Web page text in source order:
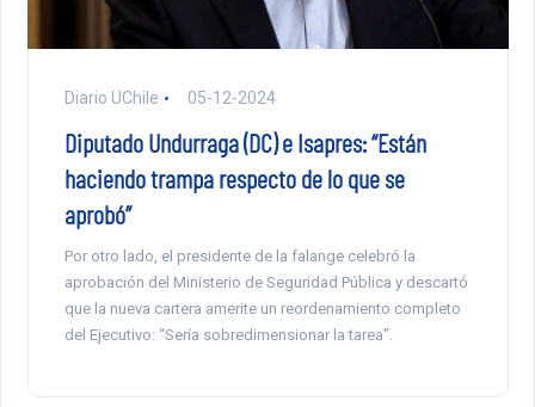
Diario UChile 05-12-2024
Diputado Undurraga (DC) e Isapres: “Están
haciendo trampa respecto de lo que se
aprobó”
Por otro lado, el presidente de la falange celebró la
aprobación del Ministerio de Seguridad Pública y descartó
que la nueva cartera amerite un reordenamiento completo
del Ejecutivo: “Sería sobredimensionar la tarea”.